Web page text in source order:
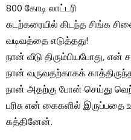
800 கோடி லாட்டரி
கடற்கரையில் கிடந்த சிங்க
வடிவத்தை எடுத்தது!
நான் வீடு திரும்பியபோது,
நான் வருவதற்காகக்
நான் அதற்கு போன் செய்து
பரிசு என் கைகளில்
கத்தினேன்.